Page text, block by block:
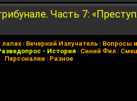
Часть 7:
лапах | Вечерний Излучатель | Вопросы
- История | Синий Фил |
Персоналии | Разное